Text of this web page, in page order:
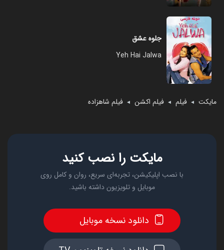
مایکت ◄ فیلم ◄ فیلم اکشن ◄ فیلم شاهزاده
جلوه عشق
Yeh Hai Jalwa
مایکت را نصب کنید
با نصب اپلیکیشن، تجربه‌ای سریع، روان و کامل روی
موبایل و تلویزیون داشته باشید.
دانلود نسخه موبایل